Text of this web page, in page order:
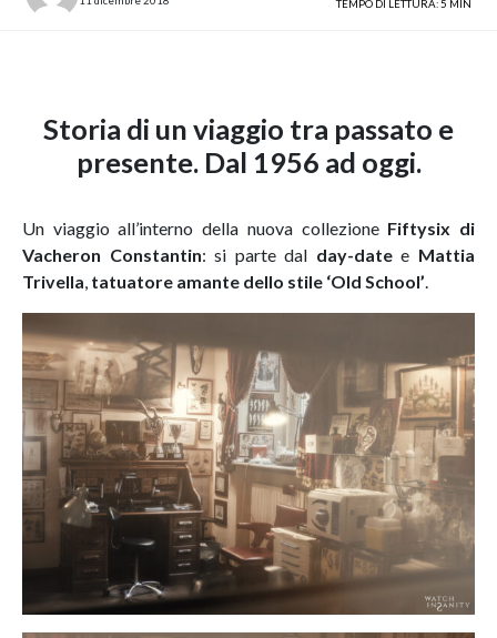
TEMPO DI LETTURA: 5 MIN
Storia di un viaggio tra passato e
presente. Dal 1956 ad oggi.
Un viaggio all’interno della nuova collezione Fiftysix di
Vacheron Constantin: si parte dal day-datee Mattia
Trivella, tatuatore amante dello stile ‘Old School’.